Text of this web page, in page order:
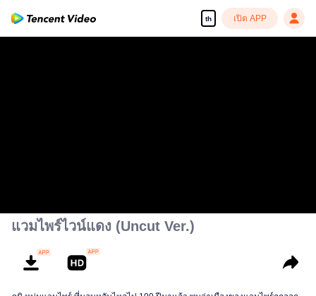
th เปิด APP
แวมไพร์ไวน์แดง (Uncut Ver.)